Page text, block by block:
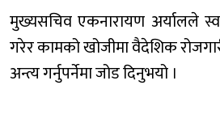
मुख्यसचिव एकनारायण अर्यालले
गरेर कामको खोजीमा वैदेशिक
अन्त्य गर्नुपर्नेमा जोड दिनुभयो ।